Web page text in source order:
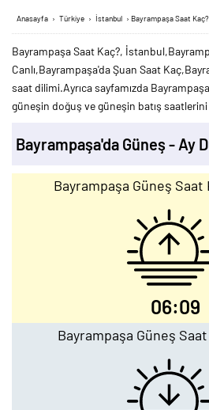
Anasayfa › Türkiye › İstanbul › Bayrampaşa Saat
Bayrampaşa Saat Kaç?,
Canlı,Bayrampaşa'da Şuan Saat
saat dilimi.Ayrıca sayfamızda
güneşin doğuş ve güneşin batış
Bayrampaşa'da Güneş - Ay
Bayrampaşa Güneş
06:09
Bayrampaşa Güneş